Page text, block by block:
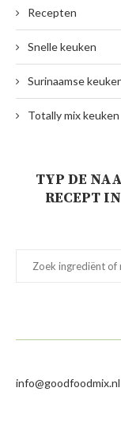
Recepten
Snelle keuken
Surinaamse
Totally mix keuken
TYP DE
RECEPT
info@goodfoodmix.nl